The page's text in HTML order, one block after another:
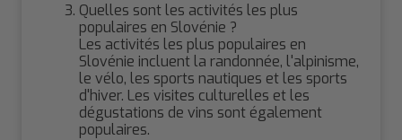
Quelles sont les activités les plus
populaires en Slovénie ?
Les activités les plus populaires en
Slovénie incluent la randonnée, l'alpinisme,
le vélo, les sports nautiques et les sports
d'hiver. Les visites culturelles et les
dégustations de vins sont également
populaires.